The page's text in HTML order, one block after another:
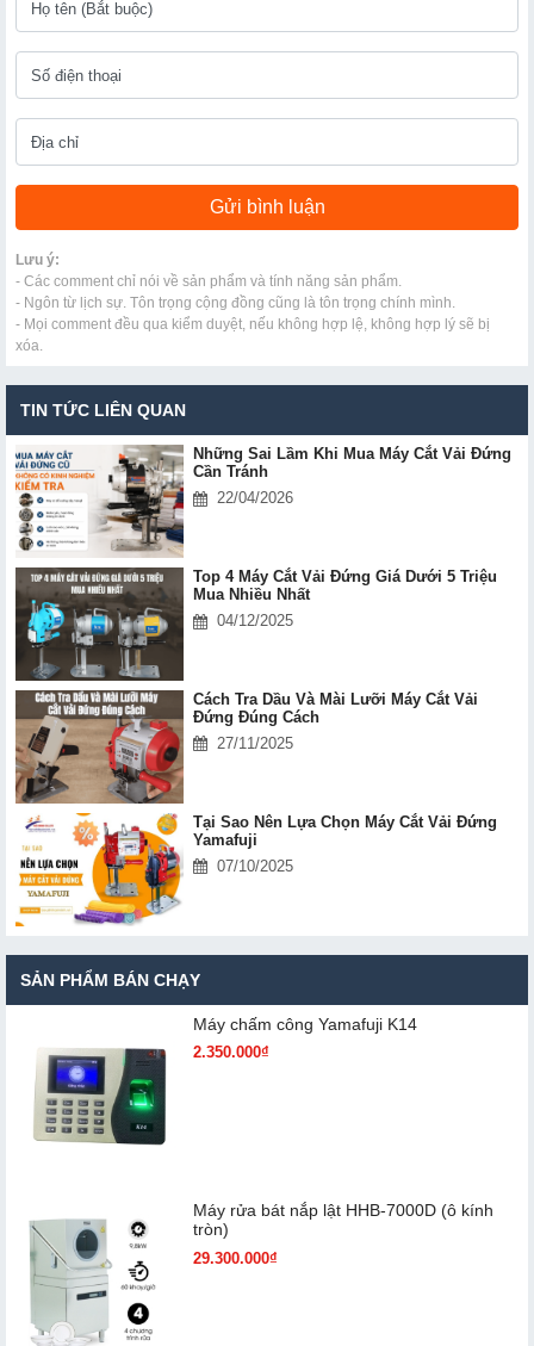
Lưu ý:
- Các comment chỉ nói về sản phẩm và tính năng sản phẩm.
- Ngôn từ lịch sự. Tôn trọng cộng đồng cũng là tôn trọng chính mình.
- Mọi comment đều qua kiểm duyệt, nếu không hợp lệ, không hợp lý sẽ bị
xóa.
TIN TỨC LIÊN QUAN
Những Sai Lầm Khi Mua Máy Cắt Vải Đứng
Cần Tránh
22/04/2026
Top 4 Máy Cắt Vải Đứng Giá Dưới 5 Triệu
Mua Nhiều Nhất
04/12/2025
Cách Tra Dầu Và Mài Lưỡi Máy Cắt Vải
Đứng Đúng Cách
27/11/2025
Tại Sao Nên Lựa Chọn Máy Cắt Vải Đứng
Yamafuji
07/10/2025
SẢN PHẨM BÁN CHẠY
Máy chấm cô​ng Yamafuji K14
2.350.000₫
Máy rửa bát nắp lật HHB-7000D (ô kính
tròn)
29.300.000₫